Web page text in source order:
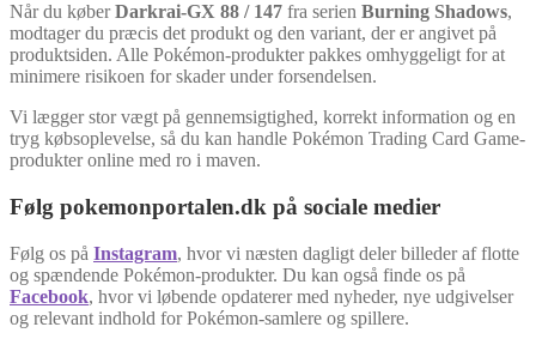
Når du køberDarkrai-GX 88 / 147 fra serien Burning Shadows,
modtager du præcis det produkt og den variant, der er angivet på
produktsiden. Alle Pokémon-produkter pakkes omhyggeligt for at
minimere risikoen for skader under forsendelsen.
Vi lægger stor vægt på gennemsigtighed, korrekt information og en
tryg købsoplevelse, så du kan handle Pokémon Trading Card Game-
produkter online med ro i maven.
Følg pokemonportalen.dk på sociale medier
Følg os på Instagram, hvor vi næsten dagligt deler billeder af flotte
og spændende Pokémon-produkter. Du kan også finde os på
Facebook, hvor vi løbende opdaterer med nyheder, nye udgivelser
og relevant indhold for Pokémon-samlere og spillere.